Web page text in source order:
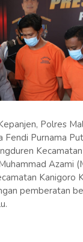
Polres
Fendi Purnama
Kecamatan
Azami
Kanigoro
pemberatan